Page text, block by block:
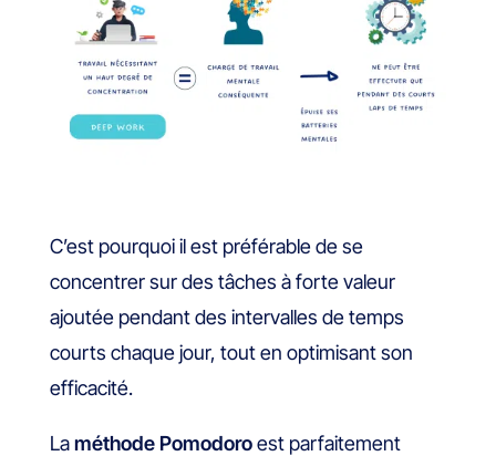
C’est pourquoi il est préférable de se
concentrer sur des tâches à forte valeur
ajoutée pendant des intervalles de temps
courts chaque jour, tout en optimisant son
efficacité.
Laméthode Pomodoroest parfaitement